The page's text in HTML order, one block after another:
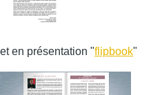
et en présentation "flipbook"